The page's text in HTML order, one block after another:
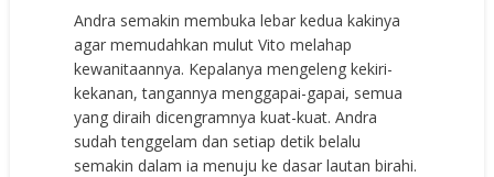
Andra semakin membuka lebar kedua kakinya
agar memudahkan mulut Vito melahap
kewanitaannya. Kepalanya mengeleng kekiri-
kekanan, tangannya menggapai-gapai, semua
yang diraih dicengramnya kuat-kuat. Andra
sudah tenggelam dan setiap detik belalu
semakin dalam ia menuju ke dasar lautan birahi.